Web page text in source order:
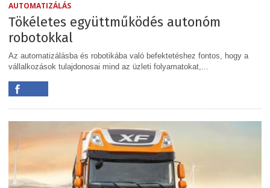
AUTOMATIZÁLÁS
Tökéletes együttműködés autonóm
robotokkal
Az automatizálásba és robotikába való befektetéshez fontos, hogy a
vállalkozások tulajdonosai mind az üzleti folyamatokat,...